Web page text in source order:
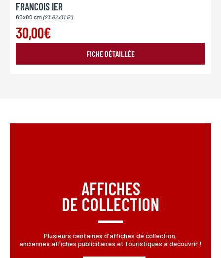
FRANCOIS IER
60x80 cm (23.62x31.5")
30,00€
FICHE DÉTAILLÉE
AFFICHES
DE COLLECTION
Plusieurs centaines d'affiches de collection,
anciennes affiches publicitaires et touristiques à découvrir !